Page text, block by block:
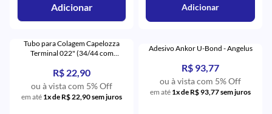
Adicionar Adicionar
Tubo para Colagem Capelozza
Terminal 022" (34/44 com
R$ 22,90
ou à vista com 5% Off
em até 1x de R$ 22,90 sem juros
Adesivo Ankor U-Bond - Angelus
R$ 93,77
ou à vista com 5% Off
em até 1x de R$ 93,77 sem juros